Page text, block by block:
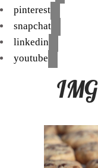
pinterest
snapchat
linkedin
youtube